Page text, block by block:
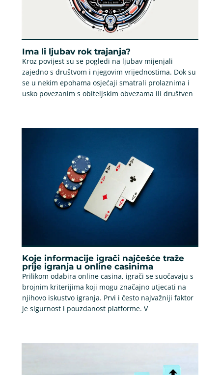
Ima li ljubav rok trajanja?
Kroz povijest su se pogledi na ljubav mijenjali
zajedno s društvom i njegovim vrijednostima. Dok su
se u nekim epohama osjećaji smatrali prolaznima i
usko povezanim s obiteljskim obvezama ili društven
Koje informacije igrači najčešće traže
prije igranja u online casinima
Prilikom odabira online casina, igrači se suočavaju s
brojnim kriterijima koji mogu značajno utjecati na
njihovo iskustvo igranja. Prvi i često najvažniji faktor
je sigurnost i pouzdanost platforme. V